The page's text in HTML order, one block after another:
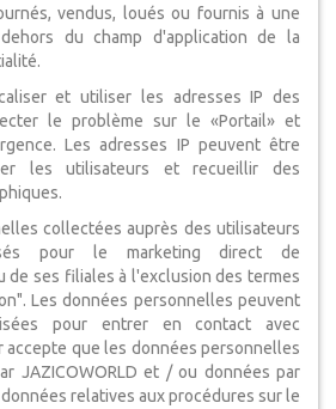
vendus, loués ou fournis à une
du champ d'application de la
et utiliser les adresses IP des
le problème sur le «Portail» et
Les adresses IP peuvent être
les utilisateurs et recueillir des
collectées auprès des utilisateurs
pour le marketing direct de
de ses filiales à l'exclusion des termes
Les données personnelles peuvent
pour entrer en contact avec
accepte que les données personnelles
JAZICOWORLD et / ou données par
relatives aux procédures sur le